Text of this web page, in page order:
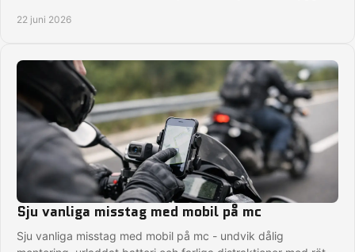
22 juni 2026
Sju vanliga misstag med mobil på mc
Sju vanliga misstag med mobil på mc - undvik dålig